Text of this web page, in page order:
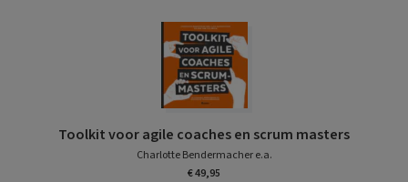
Toolkit voor agile coaches en scrum masters
Charlotte Bendermacher e.a.
€ 49,95